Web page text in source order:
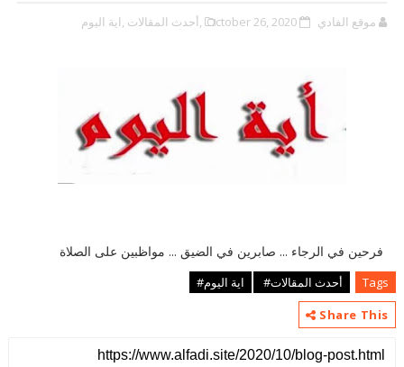
موقع الفادي October 26, 2020 ,أحدث المقالات ,اية اليوم
فرحين في الرجاء ... صابرين في الضيق ... مواظبين على الصلاة
Tags أحدث المقالات#
اية اليوم#
Share This